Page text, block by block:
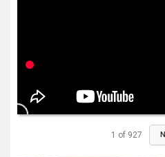
1 of 927